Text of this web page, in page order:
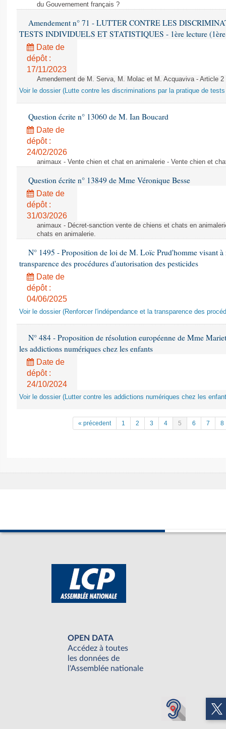
du Gouvernement français ?
Amendement n° 71 - LUTTER CONTRE LES
TESTS INDIVIDUELS ET STATISTIQUES - 1ère lecture (1ère
Date de
dépôt :
17/11/2023
Amendement de M. Serva, M. Molac et M. Acquaviva - Article
Voir le dossier (Lutte contre les discriminations par la pratique de
Question écrite n° 13060 de M. Ian Boucard
Date de
dépôt :
24/02/2026
animaux - Vente chien et chat en animalerie - Vente chien et
Question écrite n° 13849 de Mme Véronique Besse
Date de
dépôt :
31/03/2026
animaux - Décret-sanction vente de chiens et chats en
chats en animalerie.
N° 1495 - Proposition de loi de M. Loïc Prud'homme visant à
transparence des procédures d'autorisation des pesticides
Date de
dépôt :
04/06/2025
Voir le dossier (Renforcer l'indépendance et la transparence des
N° 484 - Proposition de résolution européenne de Mme
les addictions numériques chez les enfants
Date de
dépôt :
24/10/2024
Voir le dossier (Lutter contre les addictions numériques chez les
« précedent 1 2 3 4 5 6 7 8
OPEN DATA
Accédez à toutes
les données de
l'Assemblée nationale